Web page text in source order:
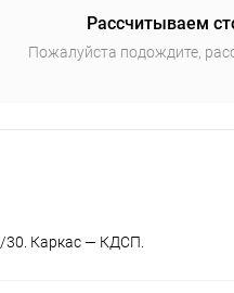
Рассчитываем
Пожалуйста подождите,
30. Каркас — КДСП.